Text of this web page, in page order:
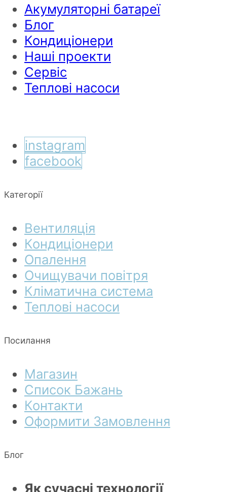
Акумуляторні батареї
Блог
Кондиціонери
Наші проекти
Сервіс
Теплові насоси
instagram
facebook
Категорії
Вентиляція
Кондиціонери
Опалення
Очищувачи повітря
Кліматична система
Теплові насоси
Посилання
Магазин
Список Бажань
Контакти
Оформити Замовлення
Блог
Як сучасні технології